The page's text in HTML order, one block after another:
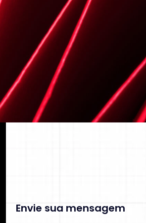
tato
segurança e previsibilidade financeira.
CON TO
Envie sua mensagem